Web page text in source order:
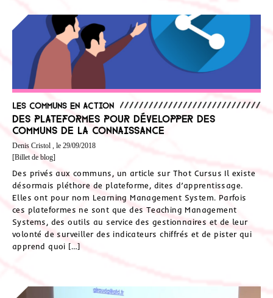
Les communs en action
Des plateformes pour développer des
communs de la connaissance
Denis Cristol , le 29/09/2018
[Billet de blog]
Des privés aux communs, un article sur Thot Cursus Il existe
désormais pléthore de plateforme, dites d’apprentissage.
Elles ont pour nom Learning Management System. Parfois
ces plateformes ne sont que des Teaching Management
Systems, des outils au service des gestionnaires et de leur
volonté de surveiller des indicateurs chiffrés et de pister qui
apprend quoi […]